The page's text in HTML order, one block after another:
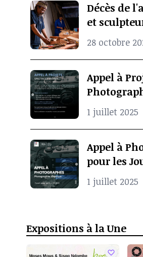
Décès de
et
Koko
l’art
28 octobre
Appel à
Spectacle
1 juillet 2025
Appel à
pour les
Patrimoine
Noire
1 juillet 2025
Expositions à la Une